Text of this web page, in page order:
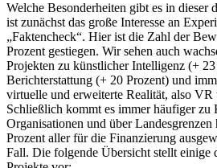
Welche Besonderheiten gibt es in dieser
ist zunächst das große Interesse an
„Faktencheck“. Hier ist die Zahl der
Prozent gestiegen. Wir sehen auch
Projekten zu künstlicher Intelligenz (+
Berichterstattung (+ 20 Prozent) und
virtuelle und erweiterte Realität, also
Schließlich kommt es immer häufiger zu
Organisationen und über
Prozent aller für die Finanzierung
Fall. Die folgende Übersicht stellt einige